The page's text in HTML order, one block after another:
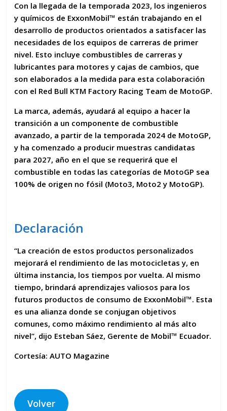
Con la llegada de la temporada 2023, los ingenieros
y químicos de ExxonMobil™ están trabajando en el
desarrollo de productos orientados a satisfacer las
necesidades de los equipos de carreras de primer
nivel. Esto incluye combustibles de carreras y
lubricantes para motores y cajas de cambios, que
son elaborados a la medida para esta colaboración
con el Red Bull KTM Factory Racing Team de MotoGP.
La marca, además, ayudará al equipo a hacer la
transición a un componente de combustible
avanzado, a partir de la temporada 2024 de MotoGP,
y ha comenzado a producir muestras candidatas
para 2027, año en el que se requerirá que el
combustible en todas las categorías de MotoGP sea
100% de origen no fósil (Moto3, Moto2 y MotoGP).
Declaración
“La creación de estos productos personalizados
mejorará el rendimiento de las motocicletas y, en
última instancia, los tiempos porvuelta. Al mismo
tiempo, brindará aprendizajes valiosos para los
futuros productos de consumo de ExxonMobil™. Esta
es una alianza donde se conjugan objetivos
comunes, como máximo rendimiento al más alto
nivel”, dijo Esteban Sáez, Gerente de Mobil™ Ecuador.
Cortesía: AUTO Magazine
Volver